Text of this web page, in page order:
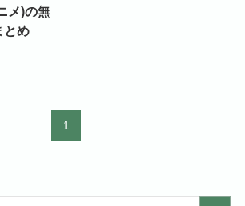
メ)の無
とめ
1